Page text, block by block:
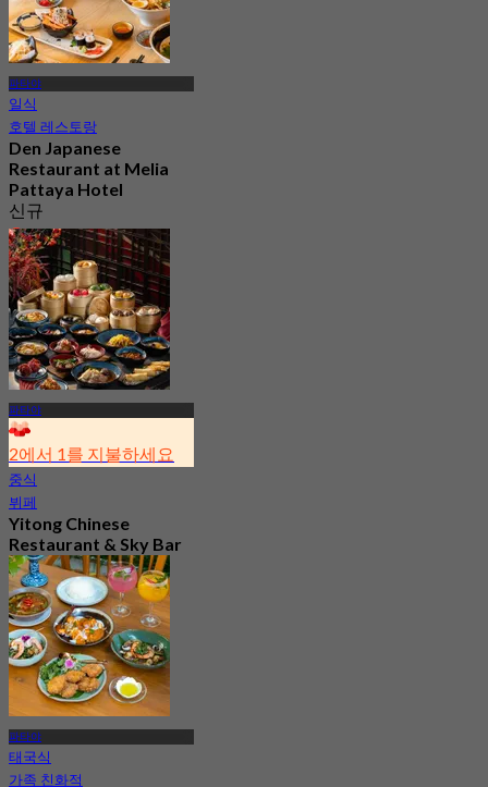
파타야
일식
호텔 레스토랑
Den Japanese
Restaurant at Melia
Pattaya Hotel
신규
4.9
에서฿ 499
파타야
2에서 1를 지불하세요
중식
뷔페
Yitong Chinese
Restaurant & Sky Bar
(Pattaya)
신규
4.8
에서฿ 666.66
파타야
태국식
가족 친화적